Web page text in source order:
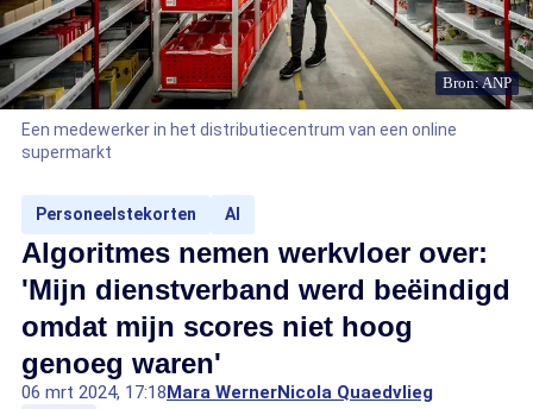
Bron: ANP
Een medewerker in het distributiecentrum van een online
supermarkt
Personeelstekorten AI
Algoritmes nemen werkvloer over:
'Mijn dienstverband werd beëindigd
omdat mijn scores niet hoog
genoeg waren'
06 mrt 2024, 17:18Mara WernerNicola Quaedvlieg